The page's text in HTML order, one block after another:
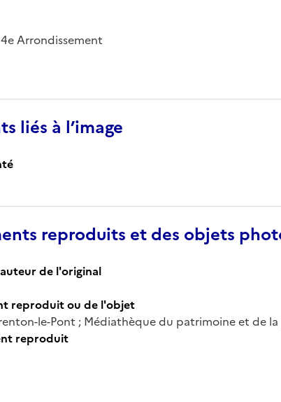
4e Arrondissement
liés à l’image
reproduits et des objets
de l'original
reproduit ou de l'objet
le-Pont ; Médiathèque du patrimoine et de
reproduit